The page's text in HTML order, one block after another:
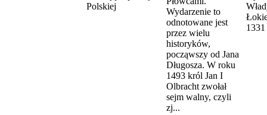
Polskiej
Wydarzenie to
odnotowane jest
przez wielu
historyków,
począwszy od Jana
Długosza. W roku
1493 król Jan I
Olbracht zwołał
sejm walny, czyli
zj...